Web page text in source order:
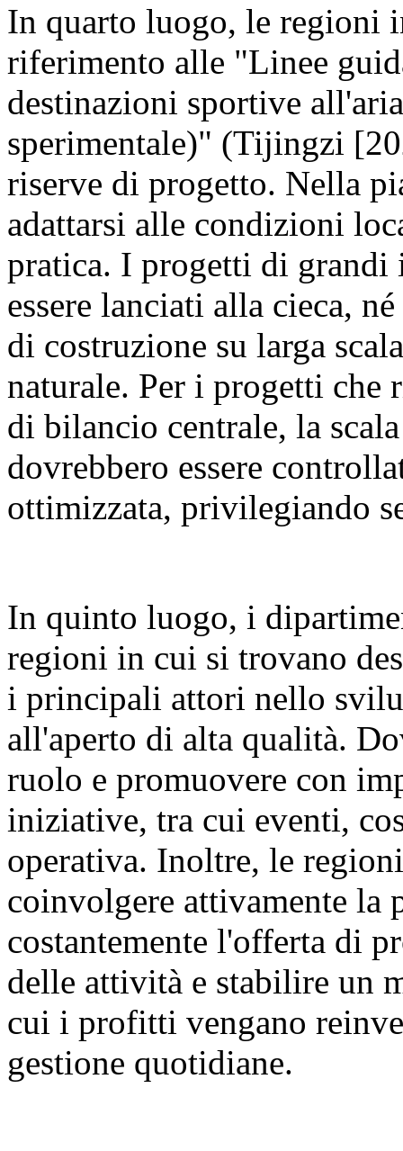
In quarto luogo, le regioni
riferimento alle "Linee
destinazioni sportive
sperimentale)" (Tijingzi
riserve di progetto. Nella
adattarsi alle condizioni
pratica. I progetti di
essere lanciati alla cieca,
di costruzione su larga
naturale. Per i progetti
di bilancio centrale, la
dovrebbero essere
ottimizzata, privilegiando
In quinto luogo, i
regioni in cui si trovano
i principali attori nello
all'aperto di alta qualità.
ruolo e promuovere con
iniziative, tra cui eventi,
operativa. Inoltre, le
coinvolgere attivamente la
costantemente l'offerta di
delle attività e stabilire un
cui i profitti vengano
gestione quotidiane.